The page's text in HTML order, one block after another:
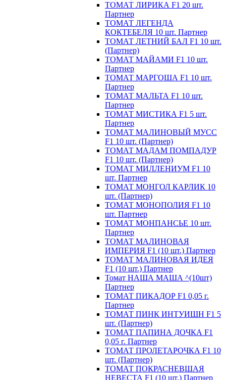
ТОМАТ ЛИРИКА F1 20 шт.
Партнер
ТОМАТ ЛЕГЕНДА
КОКТЕБЕЛЯ 10 шт. Партнер
ТОМАТ ЛЕТНИЙ БАЛ F1 10 шт.
(Партнер)
ТОМАТ МАЙАМИ F1 10 шт.
Партнер
ТОМАТ МАРГОША F1 10 шт.
Партнер
ТОМАТ МАЛЬТА F1 10 шт.
Партнер
ТОМАТ МИСТИКА F1 5 шт.
Партнер
ТОМАТ МАЛИНОВЫЙ МУСС
F1 10 шт. (Партнер)
ТОМАТ МАДАМ ПОМПАДУР
F1 10 шт. (Партнер)
ТОМАТ МИЛЛЕНИУМ F1 10
шт. Партнер
ТОМАТ МОНГОЛ КАРЛИК 10
шт. (Партнер)
ТОМАТ МОНОПОЛИЯ F1 10
шт. Партнер
ТОМАТ МОНПАНСЬЕ 10 шт.
Партнер
ТОМАТ МАЛИНОВАЯ
ИМПЕРИЯ F1 (10 шт.) Партнер
ТОМАТ МАЛИНОВАЯ ИДЕЯ
F1 (10 шт.) Партнер
Томат НАША МАША ^(10шт)
Партнер
ТОМАТ ПИКАДОР F1 0,05 г.
Партнер
ТОМАТ ПИНК ИНТУИШН F1 5
шт. (Партнер)
ТОМАТ ПАПИНА ДОЧКА F1
0,05 г. Партнер
ТОМАТ ПРОЛЕТАРОЧКА F1 10
шт. (Партнер)
ТОМАТ ПОКРАСНЕВШАЯ
НЕВЕСТА F1 (10 шт.) Партнер